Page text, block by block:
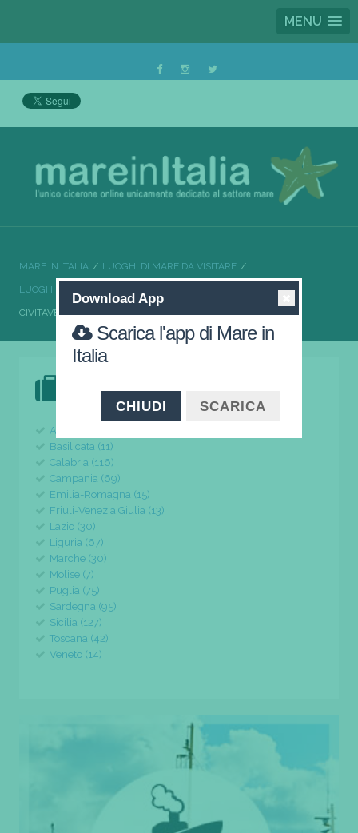
MENU
MARE IN ITALIA LUOGHI DI MARE DA VISITARE
LUOGHI DI MARE DA VISITARE LAZIO
CIVITAVECCHIA IL PORTO VERSO IL MEDITERRANEO
Abruzzo (24)
Basilicata (11)
Calabria (116)
Campania (69)
Emilia-Romagna (15)
Friuli-Venezia Giulia (13)
Lazio (30)
Liguria (67)
Marche (30)
Molise (7)
Puglia (75)
Sardegna (95)
Sicilia (127)
Toscana (42)
Veneto (14)
Download App
Scarica l'app di Mare in
Italia
CHIUDI SCARICA